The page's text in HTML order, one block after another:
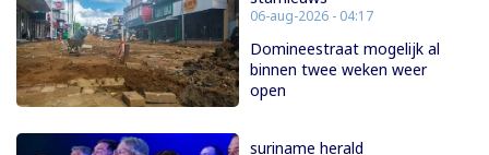
06-aug-2026 - 04:17
Domineestraat mogelijk al
binnen twee weken weer
open
suriname herald